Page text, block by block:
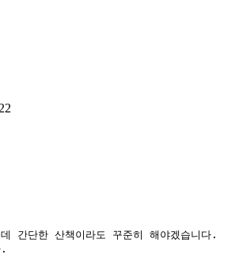
간단한 산책이라도 꾸준히 해야겠습니다.
.